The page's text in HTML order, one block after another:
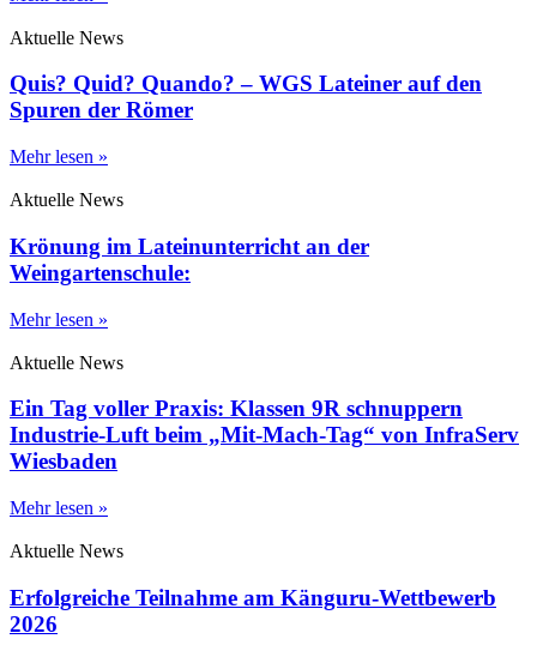
Aktuelle News
Quis? Quid? Quando? – WGS Lateiner auf den
Spuren der Römer
Mehr lesen »
Aktuelle News
Krönung im Lateinunterricht an der
Weingartenschule:
Mehr lesen »
Aktuelle News
Ein Tag voller Praxis: Klassen 9R schnuppern
Industrie-Luft beim „Mit-Mach-Tag“ von InfraServ
Wiesbaden
Mehr lesen »
Aktuelle News
Erfolgreiche Teilnahme am Känguru-Wettbewerb
2026